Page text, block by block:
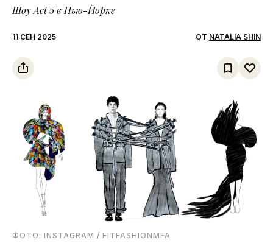
Шоу Act 5 в Нью-Йорке
11 СЕН 2025 ОТ NATALIA SHIN
ФОТО: INSTAGRAM / FITFASHIONMFA